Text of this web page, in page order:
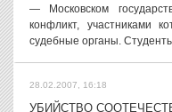
— Московском
конфликт, участниками
судебные органы.
28.02.2007, 16:18
УБИЙСТВО